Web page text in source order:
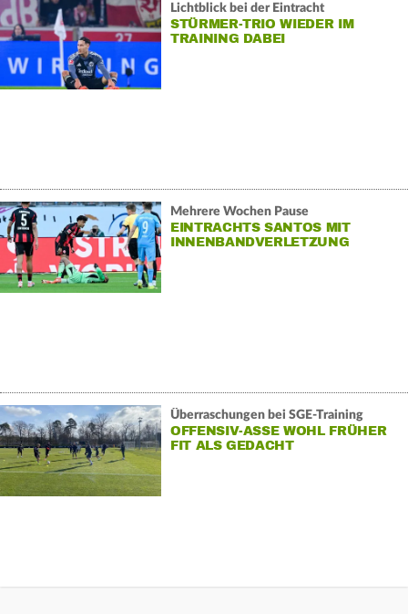
Lichtblick bei der Eintracht
STÜRMER-TRIO WIEDER IM
TRAINING DABEI
Mehrere Wochen Pause
EINTRACHTS SANTOS MIT
INNENBANDVERLETZUNG
Überraschungen bei SGE-Training
OFFENSIV-ASSE WOHL FRÜHER
FIT ALS GEDACHT